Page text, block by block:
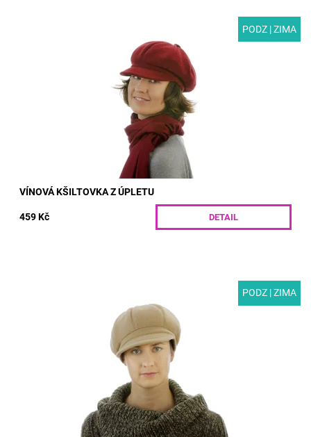
PODZ | ZIMA
MODEL: G08-1 | Vínová kšiltovka z úpletového materiálu s
podšívkou do zimního počasí. Elegantní doplněk, který vás
ochrání před sněhem i deštěm....
Skladem
G08-1/S
VÍNOVÁ KŠILTOVKA Z ÚPLETU
459 Kč DETAIL
PODZ | ZIMA
MODEL: G08-2 | Dámská kšiltovka z úpletu s podšívkou do
zimního počasí. Elegantní doplněk, který vás ochrání před
sněhem i deštěm. Díky všité gumě...
Skladem
G08-2/S